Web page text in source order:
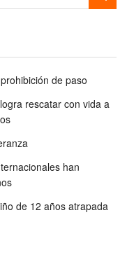
de paso
rescatar con vida a
han
de 12 años atrapada